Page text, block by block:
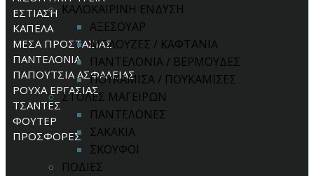
ΚΑΛΟΚΑΙΡΙΝΗ ΕΝΔΥΣΗ
ΑΞΕΣΟΥΑΡ
ΜΠΛΟΥΖΕΣ / ΚΑΦΤΑΝΙΑ
ΠΑΝΤΕΛΟΝΙΑ / ΒΕΡΜΟΥΔΕΣ
ΠΟΥΚΑΜΙΣΑ / ΠΟΥΚΑΜΙΣΕΣ
ΣΤΟΛΕΣ ΜΑΓΕΙΡΩΝ
ΠΑΝΤΕΛΟΝΕΣ
ΣΑΚΑΚΙΑ
ΣΚΟΥΦΟΙ
ΠΟΔΙΕΣ
ΕΣΤΙΑΣΗ
ΚΑΠΕΛΑ
ΜΕΣΑ ΠΡΟΣΤΑΣΙΑΣ
ΠΑΝΤΕΛΟΝΙΑ
ΠΑΠΟΥΤΣΙΑ ΑΣΦΑΛΕΙΑΣ
ΡΟΥΧΑ ΕΡΓΑΣΙΑΣ
ΤΣΑΝΤΕΣ
ΦΟΥΤΕΡ
ΠΡΟΣΦΟΡΕΣ